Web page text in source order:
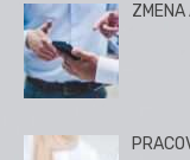
ZMENA